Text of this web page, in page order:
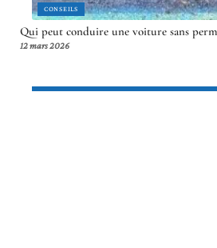
CONSEILS
Qui peut conduire une voiture sans
12 mars 2026